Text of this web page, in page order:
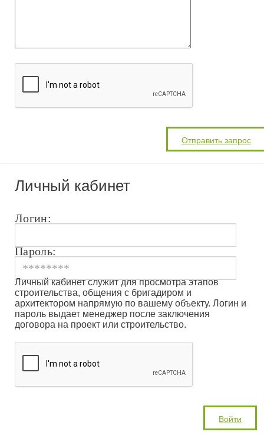
Личный кабинет
Логин:
Пароль:
Личный кабинет служит для просмотра этапов
строительства, общения с бригадиром и
архитектором напрямую по вашему объекту. Логин и
пароль выдает менеджер после заключения
договора на проект или строительство.